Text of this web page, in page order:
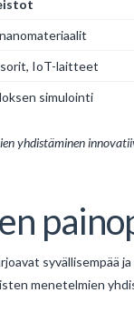
IoT-laitteet
simulointi
yhdistäminen
syvällisempää
menetelmien